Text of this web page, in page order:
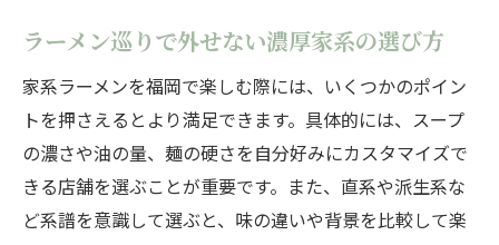
ラーメン巡りで外せない濃厚家系の選び方
家系ラーメンを福岡で楽しむ際には、いくつかのポイン
トを押さえるとより満足できます。具体的には、スープ
の濃さや油の量、麺の硬さを自分好みにカスタマイズで
きる店舗を選ぶことが重要です。また、直系や派生系な
ど系譜を意識して選ぶと、味の違いや背景を比較して楽